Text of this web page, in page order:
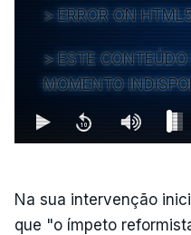
ERROR ON
ESTE
MOMENTO
Na sua intervenção
que "o ímpeto